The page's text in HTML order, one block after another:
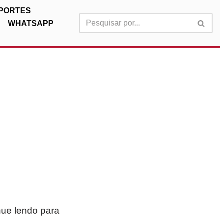
WHATSAPP
lendo para